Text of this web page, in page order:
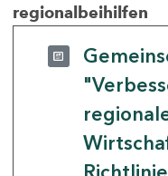
regionalbeihilfen